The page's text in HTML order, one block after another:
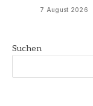
7 August 2026
Suchen